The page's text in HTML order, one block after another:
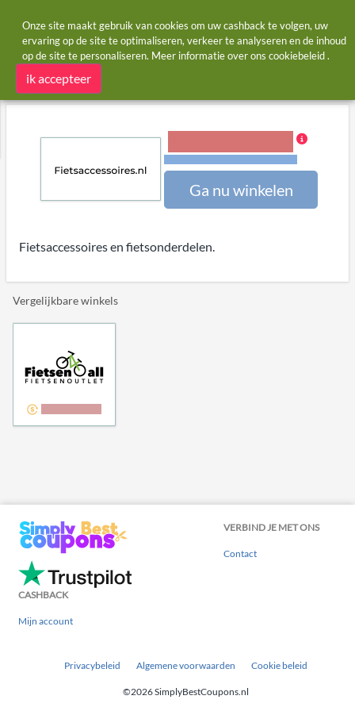
Startpagina Winkels fietsaccessoires.nl
fietsaccessoires.nl cashback
Ga nu winkelen
Fietsaccessoires en fietsonderdelen.
Vergelijkbare winkels
VERBIND JE MET ONS
Contact
CASHBACK
Mijn account
Privacybeleid Algemene voorwaarden Cookie beleid
©2026 SimplyBestCoupons.nl
Onze site maakt gebruik van cookies om uw cashback te volgen, uw
ervaring op de site te optimaliseren, verkeer te analyseren en de inhoud
op de site te personaliseren. Meer informatie over ons cookiebeleid.
ik accepteer